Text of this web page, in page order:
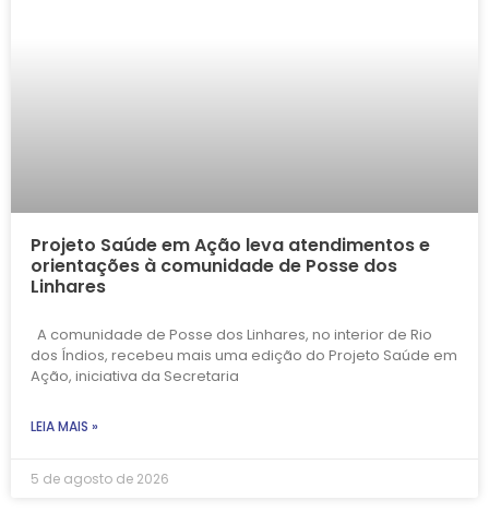
Projeto Saúde em Ação leva atendimentos e
orientações à comunidade de Posse dos
Linhares
A comunidade de Posse dos Linhares, no interior de Rio
dos Índios, recebeu mais uma edição do Projeto Saúde em
Ação, iniciativa da Secretaria
LEIA MAIS »
5 de agosto de 2026